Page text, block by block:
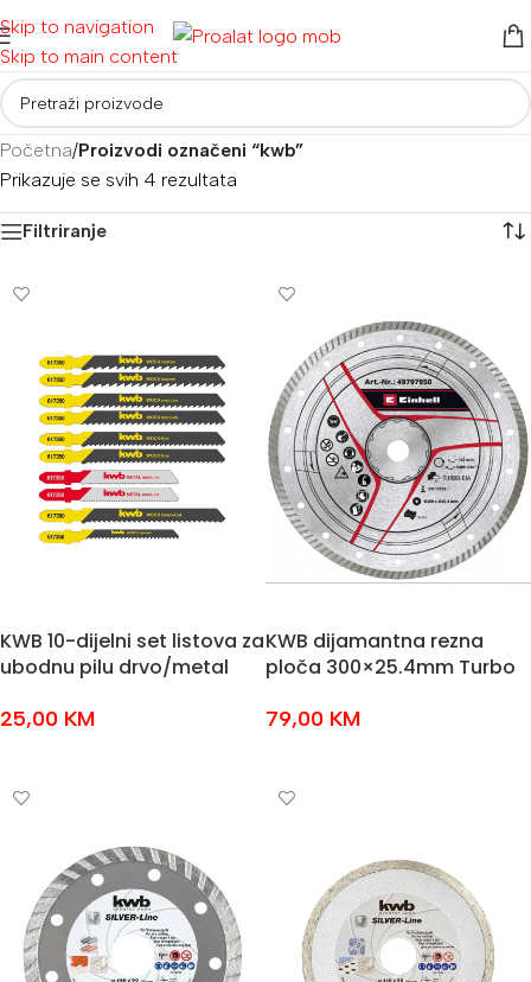
Skip to navigation
Skip to main content
Početna/Proizvodi označeni “kwb”
Prikazuje se svih 4 rezultata
Filtriranje
KWB 10-dijelni set listova za
ubodnu pilu drvo/metal
25,00 KM
KWB dijamantna rezna
ploča 300×25.4mm Turbo
79,00 KM